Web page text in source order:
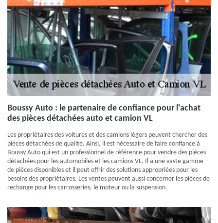
Boussy Auto : le partenaire de confiance pour l'achat
des pièces détachées auto et camion VL
Les propriétaires des voitures et des camions légers peuvent chercher des
pièces détachées de qualité. Ainsi, il est nécessaire de faire confiance à
Boussy Auto qui est un professionnel de référence pour vendre des pièces
détachées pour les automobiles et les camions VL. Il a une vaste gamme
de pièces disponibles et il peut offrir des solutions appropriées pour les
besoins des propriétaires. Les ventes peuvent aussi concerner les pièces de
rechange pour les carrosseries, le moteur ou la suspension.